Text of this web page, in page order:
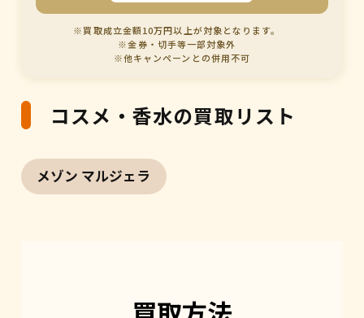
※買取成立金額10万円以上が対象となります。
※金券・切手等一部対象外
※他キャンペーンとの併用不可
コスメ・香水の買取リスト
メゾン マルジェラ